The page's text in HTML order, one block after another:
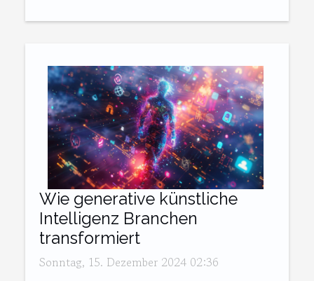
Wie generative künstliche
Intelligenz Branchen
transformiert
Sonntag, 15. Dezember 2024 02:36